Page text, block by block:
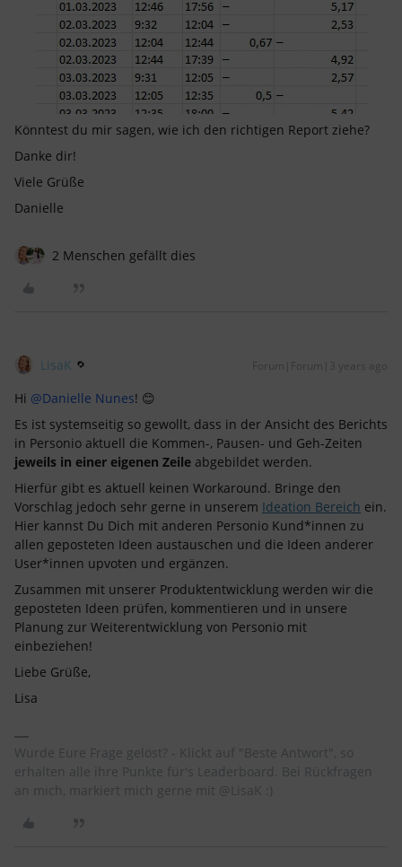
Könntest du mir sagen, wie ich den richtigen Report ziehe?
Danke dir!
Viele Grüße
Danielle
2 Menschen gefällt dies
LisaK Forum|Forum|3 years ago
Hi @Danielle Nunes! 😊
Es ist systemseitig so gewollt, dass in der Ansicht des Berichts
in Personio aktuell die Kommen-, Pausen- und Geh-Zeiten
jeweils in einer eigenen Zeile abgebildet werden.
Hierfür gibt es aktuell keinen Workaround. Bringe den
Vorschlag jedoch sehr gerne in unserem Ideation Bereich ein.
Hier kannst Du Dich mit anderen Personio Kund*innen zu
allen geposteten Ideen austauschen und die Ideen anderer
User*innen upvoten und ergänzen.
Zusammen mit unserer Produktentwicklung werden wir die
geposteten Ideen prüfen, kommentieren und in unsere
Planung zur Weiterentwicklung von Personio mit
einbeziehen!
Liebe Grüße,
Lisa
Wurde Eure Frage gelöst? - Klickt auf "Beste Antwort", so
erhalten alle ihre Punkte für's Leaderboard. Bei Rückfragen
an mich, markiert mich gerne mit @LisaK :)